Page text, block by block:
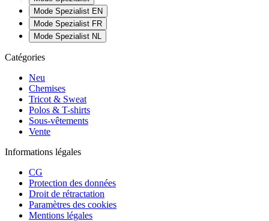
Mode Spezialist EN
Mode Spezialist FR
Mode Spezialist NL
Catégories
Neu
Chemises
Tricot & Sweat
Polos & T-shirts
Sous-vêtements
Vente
Informations légales
CG
Protection des données
Droit de rétractation
Paramètres des cookies
Mentions légales